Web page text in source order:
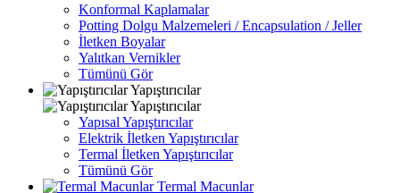
Konformal Kaplamalar
Potting Dolgu Malzemeleri / Encapsulation / Jeller
İletken Boyalar
Yalıtkan Vernikler
Tümünü Gör
Yapıştırıcılar
Yapıştırıcılar
Yapısal Yapıştırıcılar
Elektrik İletken Yapıştırıcılar
Termal İletken Yapıştırıcılar
Tümünü Gör
Termal Macunlar